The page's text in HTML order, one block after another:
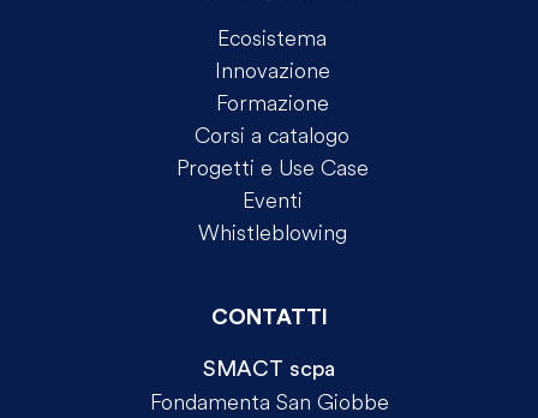
Ecosistema
Innovazione
Formazione
Corsi a catalogo
Progetti e Use Case
Eventi
Whistleblowing
CONTATTI
SMACT scpa
Fondamenta San Giobbe